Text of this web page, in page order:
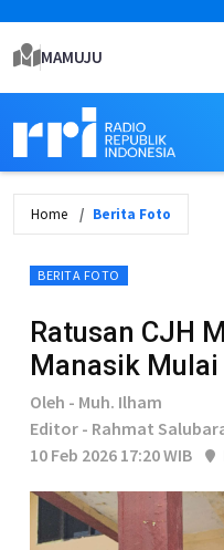
MAMUJU
Home Berita Foto
BERITA FOTO
Ratusan CJH
Manasik
Oleh - Muh. Ilham
Editor - Rahmat
10 Feb 2026 17:20 WIB